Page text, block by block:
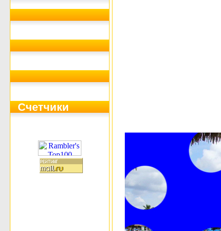
Счетчики